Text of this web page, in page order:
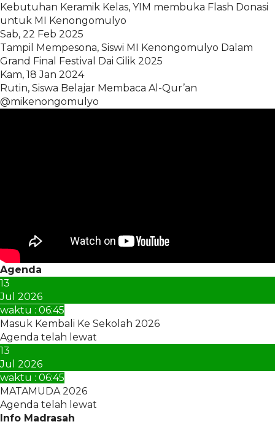
Kebutuhan Keramik Kelas, YIM membuka Flash Donasi
untuk MI Kenongomulyo
Sab, 22 Feb 2025
Tampil Mempesona, Siswi MI Kenongomulyo Dalam
Grand Final Festival Dai Cilik 2025
Kam, 18 Jan 2024
Rutin, Siswa Belajar Membaca Al-Qur’an
@mikenongomulyo
Agenda
13
Jul 2026
waktu : 06:45
Masuk Kembali Ke Sekolah 2026
Agenda telah lewat
13
Jul 2026
waktu : 06:45
MATAMUDA 2026
Agenda telah lewat
Info Madrasah